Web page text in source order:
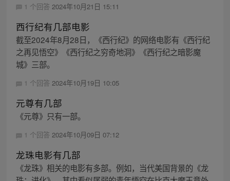
1 个回答 2024年10月21日 15:11
西行纪有几部电影
截至2024年8月28日，《西行纪》的网络电影有《西行纪
之再见悟空》《西行纪之穷奇地洞》《西行纪之暗影魔
城》三部。
1 个回答 2024年10月19日 10:05
元尊有几部
《元尊》只有一部。
1 个回答 2024年10月09日 07:12
龙珠电影有几部
《龙珠》相关的电影有多部。例如，当代美国背景的《龙